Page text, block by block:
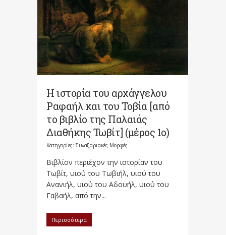
Η ιστορία του αρχάγγελου
Ραφαήλ και του Τοβία [από
το βιβλίο της Παλαιάς
Διαθήκης Τωβίτ] (μέρος 1ο)
Κατηγορίες: Συναξαριακές Μορφές
Βιβλίον περιέχον την ιστορίαν του
Τωβίτ, υιού του Τωβιήλ, υιού του
Ανανιήλ, υιού του Αδουήλ, υιού του
Γαβαήλ, από την...
Περισσότερα